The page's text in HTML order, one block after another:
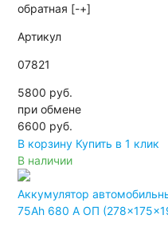
обратная [-+]
Артикул
07821
5800 руб.
при обмене
6600 руб.
В корзину Купить в 1 клик
В наличии
Аккумулятор
75Ah 680 A ОП